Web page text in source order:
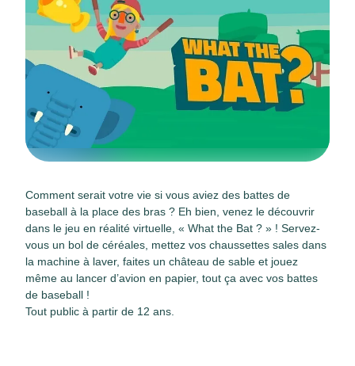
Comment serait votre vie si vous aviez des battes de
baseball à la place des bras ? Eh bien, venez le découvrir
dans le jeu en réalité virtuelle, « What the Bat ? » ! Servez-
vous un bol de céréales, mettez vos chaussettes sales dans
la machine à laver, faites un château de sable et jouez
même au lancer d’avion en papier, tout ça avec vos battes
de baseball !
Tout public à partir de 12 ans.